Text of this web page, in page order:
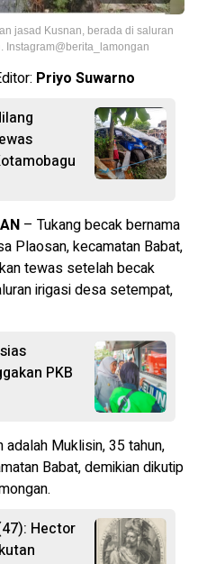
jasad Kusnan, berada di saluran
Instagram@berita_lamongan
Priyo Suwarno
– Tukang becak bernama
Plaosan, kecamatan Babat,
tewas setelah becak
irigasi desa setempat,
PKB
Muklisin, 35 tahun,
Babat, demikian dikutip
Hector